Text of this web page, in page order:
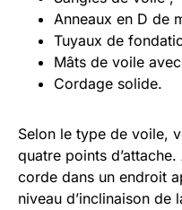
Anneaux en D de
Tuyaux de
Mâts de voile
Cordage solide.
Selon le type de voile,
quatre points
corde dans un endroit
niveau d’inclinaison de